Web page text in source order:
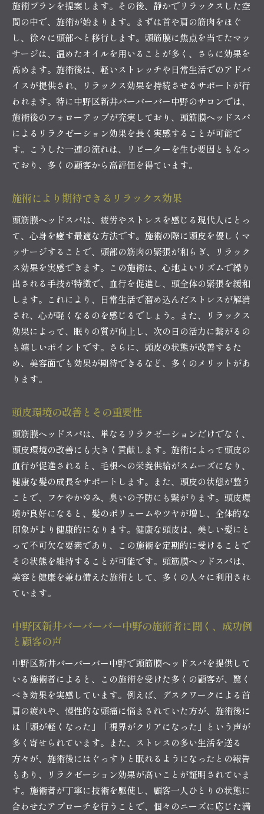
施術の予約方法とその流れ
施術後のアフターケアとその意義
訪れる価値あり！リピーターの多い理由
中野区新井で人気の頭筋膜ヘッドスパ美容と健康の
秘訣
施術が美容に与える影響
健康維持に役立つ理由
頭皮ケアと美髪の関係
施術がもたらす内面的効果
定期的なケアの重要性
区新井バーバーバー中野で試す価値あり
施術前のカウンセリングで得られる安心感
リラクゼーション効果で心身の回復を
施術の流れを詳しく解説
中野区新井バーバーバー中野のおすすめ施術時
間
持続するリラクゼーション効果を追求
施術後の変化をより楽しむために
中野区新井バーバーバー中野の頭筋膜ヘッドスパで
美肌をもたらす施術の特長
施術後の肌の変化を感じる
中野区新井バーバーバー中野での人気の理由
自宅でのケアとの違い
美容効果を最大限に高める方法
リラックスしたいあなたへ中野区新井バーバーバー
中野の頭筋膜ヘッドスパのすすめ
初めての方におすすめのコース
日常のストレスから解放される場所
中野区新井での予約の流れ
リラックスを求める方へのメッセージ
施術プランを提案します。その後、静かでリラックスした空
間の中で、施術が始まります。まずは首や肩の筋肉をほぐ
し、徐々に頭部へと移行します。頭筋膜に焦点を当てたマッ
サージは、温めたオイルを用いることが多く、さらに効果を
高めます。施術後は、軽いストレッチや日常生活でのアドバ
イスが提供され、リラックス効果を持続させるサポートが行
われます。特に中野区新井バーバーバー中野のサロンでは、
施術後のフォローアップが充実しており、頭筋膜ヘッドスパ
によるリラクゼーション効果を長く実感することが可能で
す。こうした一連の流れは、リピーターを生む要因ともなっ
ており、多くの顧客から高評価を得ています。
施術により期待できるリラックス効果
頭筋膜ヘッドスパは、疲労やストレスを感じる現代人にとっ
て、心身を癒す最適な方法です。施術の際に頭皮を優しくマ
ッサージすることで、頭部の筋肉の緊張が和らぎ、リラック
ス効果を実感できます。この施術は、心地よいリズムで繰り
出される手技が特徴で、血行を促進し、頭全体の緊張を緩和
します。これにより、日常生活で溜め込んだストレスが解消
され、心が軽くなるのを感じるでしょう。また、リラックス
効果によって、眠りの質が向上し、次の日の活力に繋がるの
も嬉しいポイントです。さらに、頭皮の状態が改善するた
め、美容面でも効果が期待できるなど、多くのメリットがあ
ります。
頭皮環境の改善とその重要性
頭筋膜ヘッドスパは、単なるリラクゼーションだけでなく、
頭皮環境の改善にも大きく貢献します。施術によって頭皮の
血行が促進されると、毛根への栄養供給がスムーズになり、
健康な髪の成長をサポートします。また、頭皮の状態が整う
ことで、フケやかゆみ、臭いの予防にも繋がります。頭皮環
境が良好になると、髪のボリュームやツヤが増し、全体的な
印象がより健康的になります。健康な頭皮は、美しい髪にと
って不可欠な要素であり、この施術を定期的に受けることで
その状態を維持することが可能です。頭筋膜ヘッドスパは、
美容と健康を兼ね備えた施術として、多くの人々に利用され
ています。
中野区新井バーバーバー中野の施術者に聞く、成功例
と顧客の声
中野区新井バーバーバー中野で頭筋膜ヘッドスパを提供して
いる施術者によると、この施術を受けた多くの顧客が、驚く
べき効果を実感しています。例えば、デスクワークによる首
肩の疲れや、慢性的な頭痛に悩まされていた方が、施術後に
は「頭が軽くなった」「視界がクリアになった」という声が
多く寄せられています。また、ストレスの多い生活を送る
方々が、施術後にはぐっすりと眠れるようになったとの報告
もあり、リラクゼーション効果が高いことが証明されていま
す。施術者が丁寧に技術を駆使し、顧客一人ひとりの状態に
合わせたアプローチを行うことで、個々のニーズに応じた満